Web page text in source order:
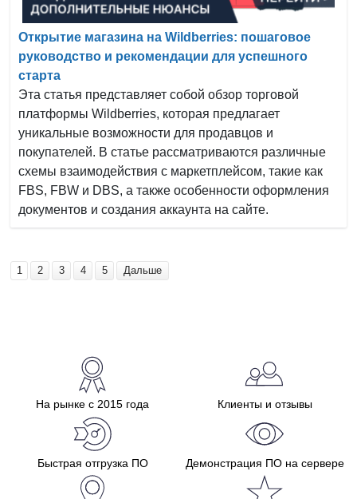
Открытие магазина на Wildberries: пошаговое
руководство и рекомендации для успешного
старта
Эта статья представляет собой обзор торговой
платформы Wildberries, которая предлагает
уникальные возможности для продавцов и
покупателей. В статье рассматриваются различные
схемы взаимодействия с маркетплейсом, такие как
FBS, FBW и DBS, а также особенности оформления
документов и создания аккаунта на сайте.
1 2 3 4 5 Дальше
На рынке с 2015 года Клиенты и отзывы
Быстрая отгрузка ПО Демонстрация ПО на сервере